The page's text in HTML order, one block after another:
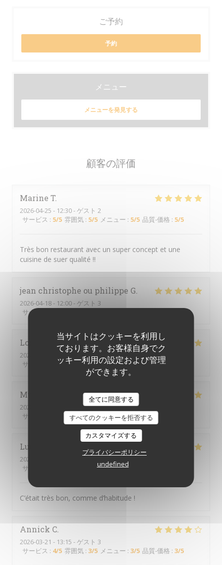
当サイトはクッキーを利用し
ております。お客様自身でク
ッキー利用の設定および管理
ができます。
全てに同意する
すべてのクッキーを拒否する
カスタマイズする
プライバシーポリシー
undefined
顧客の評価
Marine T
2026-04-25 - 12:30 - ゲスト 2
サービス : 5/5 雰囲気 : 5/5 メニュー : 5/5 品質-価格 : 5/5
Très bon restaurant avec un super concept et une
cuisine de suer qualité !!
jean christophe ou philippe G
2026-04-18- 12:00 - ゲスト 3
サービス
Loïc
2026-03-27
- 20:00 - ゲスト 2
サービス
/5 雰囲気: 5/5 メニュー:5/5 品質-価格
Muriel
2026-03-28
- 12:15 - ゲスト 2
サービス
雰囲気: 3/5 メニュー:5/5 品質-価格
Lucie
2026-03-26
サービス
/5 メニュー:
C’était très bon, comme d’habitude !
Annick C
2026-03-21 - 13:15 - ゲスト 3
サービス : 4/5 雰囲気 : 3/5 メニュー : 3/5 品質-価格 : 3/5
ご予約
予約
メニュー
メニューを発見する